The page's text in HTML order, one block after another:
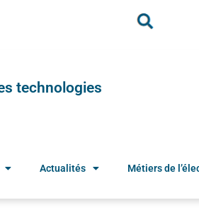
technologies
Actualités Métiers de